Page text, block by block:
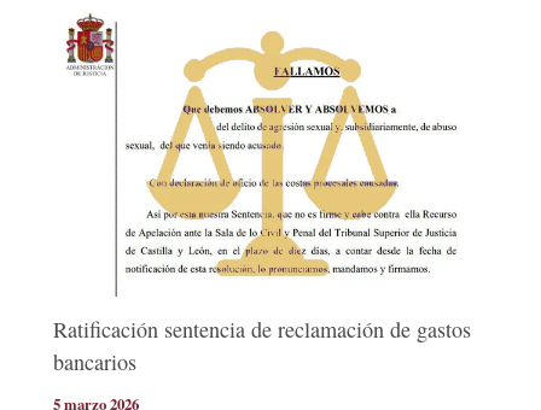
Ratificación sentencia de reclamación de gastos
bancarios
5 marzo 2026